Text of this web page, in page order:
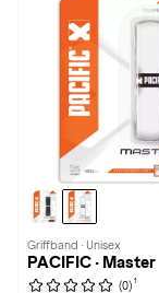
Griffband · Unisex
PACIFIC · Master
(0) 1